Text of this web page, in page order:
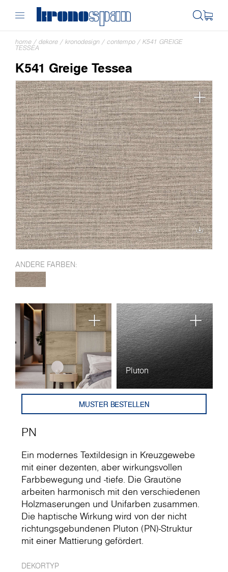
home / dekore / kronodesign / contempo / K541 GREIGE
TESSEA
K541 Greige Tessea
ANDERE FARBEN:
Pluton
PN
MUSTER BESTELLEN
Ein modernes Textildesign in Kreuzgewebe
mit einer dezenten, aber wirkungsvollen
Farbbewegung und -tiefe. Die Grautöne
arbeiten harmonisch mit den verschiedenen
Holzmaserungen und Unifarben zusammen.
Die haptische Wirkung wird von der nicht
richtungsgebundenen Pluton (PN)-Struktur
mit einer Mattierung gefördert.
DEKORTYP